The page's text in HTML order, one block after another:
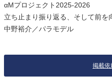
αMプロジェクト2025-2026
立ち止まり振り返る、そして前を
中野裕介／パラモデル
掲載依